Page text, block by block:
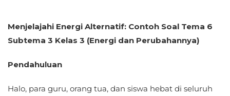
Menjelajahi Energi Alternatif: Contoh Soal Tema 6
Subtema 3 Kelas 3 (Energi dan Perubahannya)
Pendahuluan
Halo, para guru, orang tua, dan siswa hebat di seluruh